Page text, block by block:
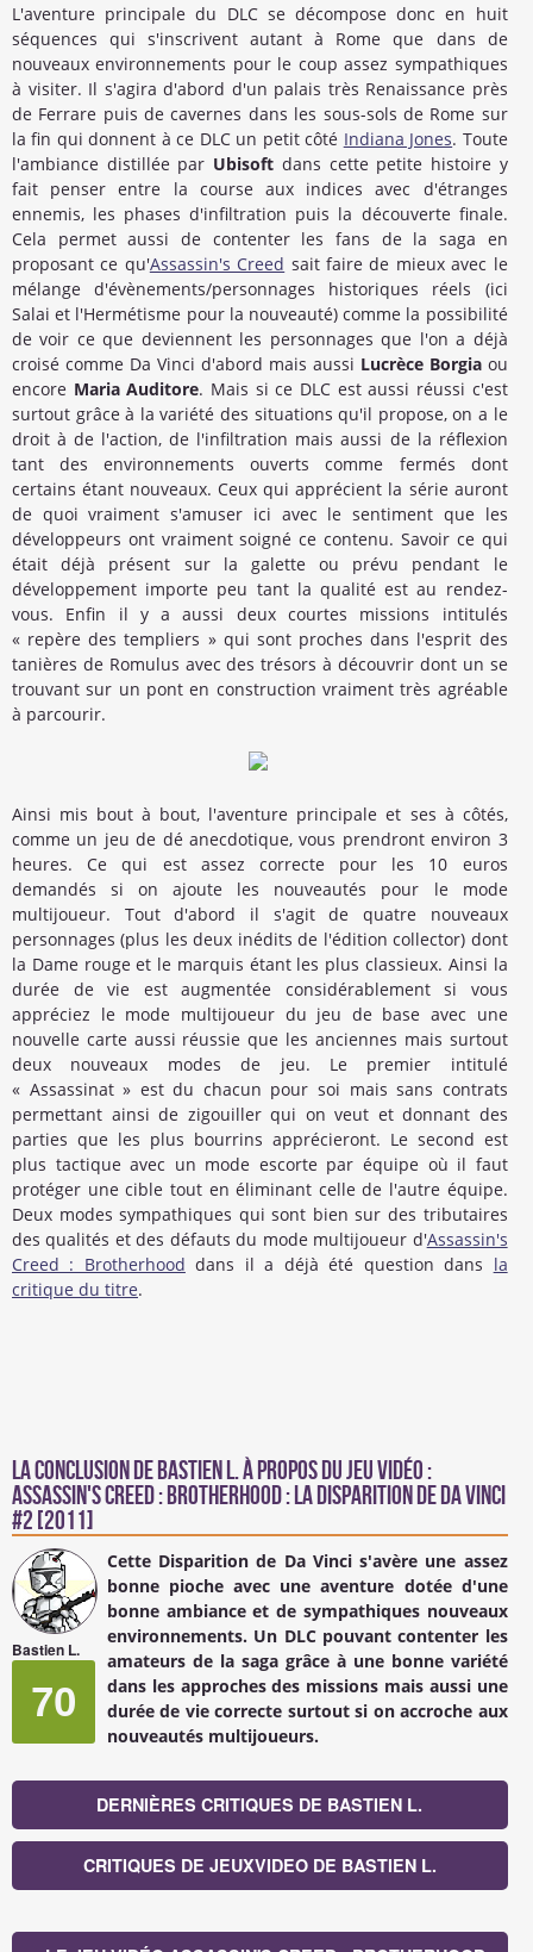
L'aventure principale du DLC se décompose donc en huit
séquences qui s'inscrivent autant à Rome que dans de
nouveaux environnements pour le coup assez sympathiques
à visiter. Il s'agira d'abord d'un palais très Renaissance près
de Ferrare puis de cavernes dans les sous-sols de Rome sur
la fin qui donnent à ce DLC un petit côté Indiana Jones. Toute
l'ambiance distillée par Ubisoft dans cette petite histoire y
fait penser entre la course aux indices avec d'étranges
ennemis, les phases d'infiltration puis la découverte finale.
Cela permet aussi de contenter les fans de la saga en
proposant ce qu'Assassin's Creed sait faire de mieux avec le
mélange d'évènements/personnages historiques réels (ici
Salai et l'Hermétisme pour la nouveauté) comme la possibilité
de voir ce que deviennent les personnages que l'on a déjà
croisé comme Da Vinci d'abord mais aussi Lucrèce Borgiaou
encore Maria Auditore. Mais si ce DLC est aussi réussi c'est
surtout grâce à la variété des situations qu'il propose, on a le
droit à de l'action, de l'infiltration mais aussi de la réflexion
tant des environnements ouverts comme fermés dont
certains étant nouveaux. Ceux qui apprécient la série auront
de quoi vraiment s'amuser ici avec le sentiment que les
développeurs ont vraiment soigné ce contenu. Savoir ce qui
était déjà présent sur la galette ou prévu pendant le
développement importe peu tant la qualité est au rendez-
vous. Enfin il y a aussi deux courtes missions intitulés
« repère des templiers » qui sont proches dans l'esprit des
tanières de Romulus avec des trésors à découvrir dont un se
trouvant sur un pont en construction vraiment très agréable
à parcourir.
Ainsi mis bout à bout, l'aventure principale et ses à côtés,
comme un jeu de dé anecdotique, vous prendront environ 3
heures. Ce qui est assez correcte pour les 10 euros
demandés si on ajoute les nouveautés pour le mode
multijoueur. Tout d'abord il s'agit de quatre nouveaux
personnages (plus les deux inédits de l'édition collector) dont
la Dame rouge et le marquis étant les plus classieux. Ainsi la
durée de vie est augmentée considérablement si vous
appréciez le mode multijoueur du jeu de base avec une
nouvelle carte aussi réussie que les anciennes mais surtout
deux nouveaux modes de jeu. Le premier intitulé
« Assassinat » est du chacun pour soi mais sans contrats
permettant ainsi de zigouiller qui on veut et donnant des
parties que les plus bourrins apprécieront. Le second est
plus tactique avec un mode escorte par équipe où il faut
protéger une cible tout en éliminant celle de l'autre équipe.
Deux modes sympathiques qui sont bien sur des tributaires
des qualités et des défauts du mode multijoueur d'Assassin's
Creed : Brotherhood dans il a déjà été question dans la
critique du titre.
La conclusion de Bastien L.à propos du Jeu Vidéo :
Assassin's Creed : Brotherhood : La Disparition de Da Vinci
#2 [2011]
Bastien L.
70
Cette Disparition de Da Vinci s'avère une assez
bonne pioche avec une aventure dotée d'une
bonne ambiance et de sympathiques nouveaux
environnements. Un DLC pouvant contenter les
amateurs de la saga grâce à une bonne variété
dans les approches des missions mais aussi une
durée de vie correcte surtout si on accroche aux
nouveautés multijoueurs.
DERNIÈRES CRITIQUES DE BASTIEN L.
CRITIQUES DE JEUXVIDEO DE BASTIEN L.